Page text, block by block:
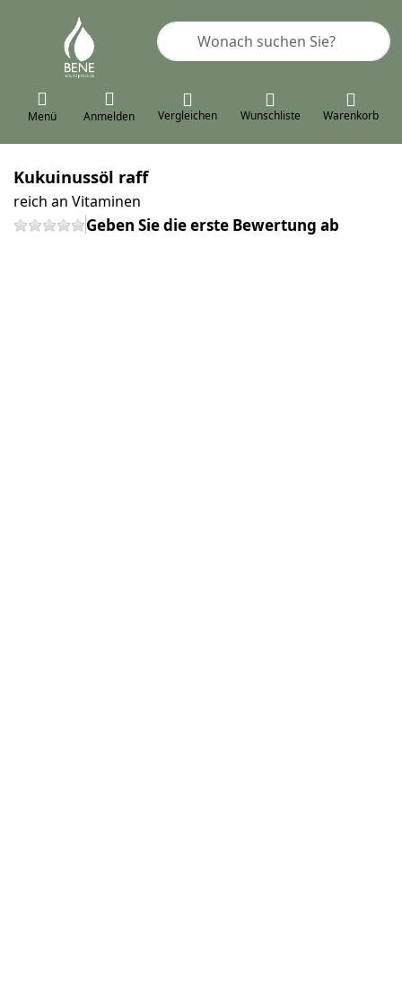
Geben Sie einen Suchbegriff ein.
Menü Anmelden Vergleichen Wunschliste Warenkorb
Kukuinussöl raff
reich an Vitaminen
Geben Sie die erste Bewertung ab